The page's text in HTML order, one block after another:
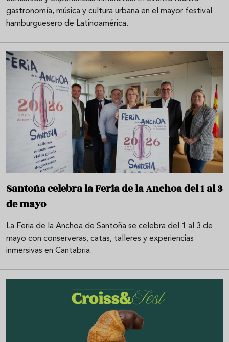
gastronomía, música y cultura urbana en el mayor festival
hamburguesero de Latinoamérica.
Santoña celebra la Feria de la Anchoa del 1 al 3
de mayo
La Feria de la Anchoa de Santoña se celebra del 1 al 3 de
mayo con conserveras, catas, talleres y experiencias
inmersivas en Cantabria.